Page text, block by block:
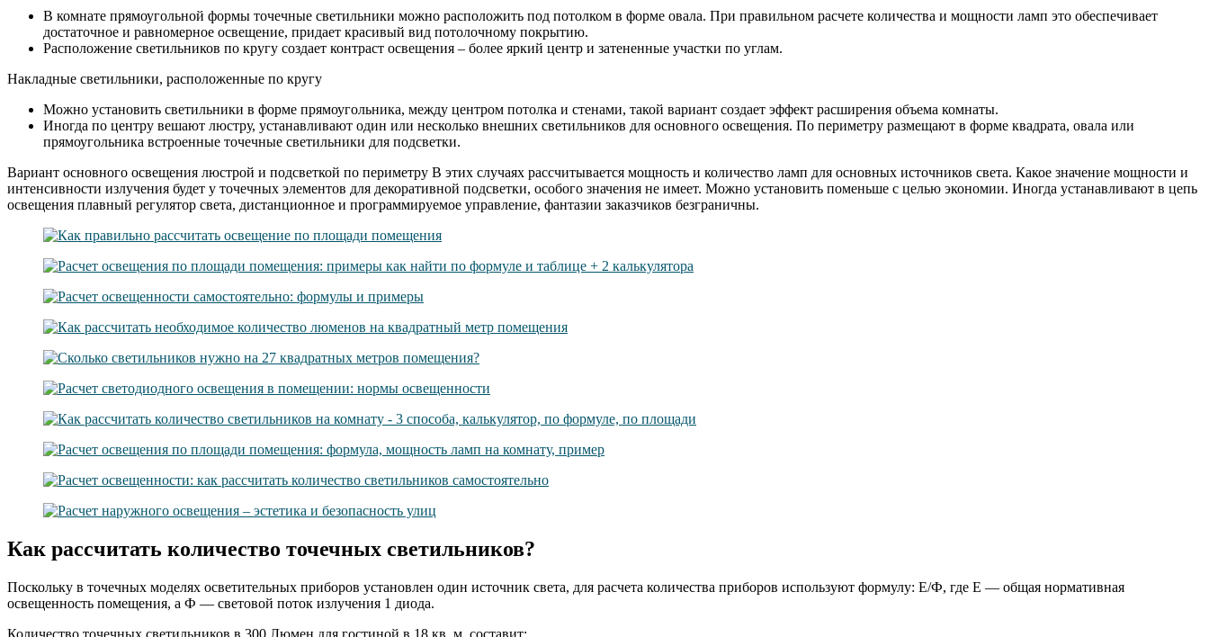
В комнате прямоугольной формы точечные светильники можно расположить под потолком в форме овала. При правильном расчете количества и мощности ламп это обеспечивает
достаточное и равномерное освещение, придает красивый вид потолочному покрытию.
Расположение светильников по кругу создает контраст освещения – более яркий центр и затененные участки по углам.
Накладные светильники, расположенные по кругу
Можно установить светильники в форме прямоугольника, между центром потолка и стенами, такой вариант создает эффект расширения объема комнаты.
Иногда по центру вешают люстру, устанавливают один или несколько внешних светильников для основного освещения. По периметру размещают в форме квадрата, овала или
прямоугольника встроенные точечные светильники для подсветки.
Вариант основного освещения люстрой и подсветкой по периметру В этих случаях рассчитывается мощность и количество ламп для основных источников света. Какое значение мощности и
интенсивности излучения будет у точечных элементов для декоративной подсветки, особого значения не имеет. Можно установить поменьше с целью экономии. Иногда устанавливают в цепь
освещения плавный регулятор света, дистанционное и программируемое управление, фантазии заказчиков безграничны.
Как рассчитать количество точечных светильников?
Поскольку в точечных моделях осветительных приборов установлен один источник света, для расчета количества приборов используют формулу: Е/Ф, где Е — общая нормативная
освещенность помещения, а Ф — световой поток излучения 1 диода.
Количество точечных светильников в 300 Люмен для гостиной в 18 кв. м. составит: